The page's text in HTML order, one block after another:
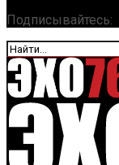
Подписывайтесь: